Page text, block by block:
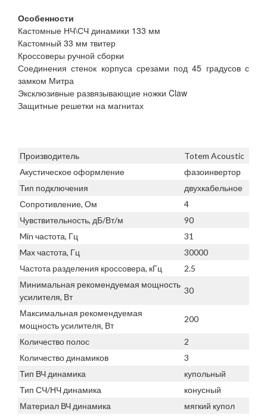
Особенности
Кастомные НЧ\СЧ динамики 133 мм
Кастомный 33 мм твитер
Кроссоверы ручной сборки
Соединения стенок корпуса срезами под 45 градусов с
замком Митра
Эксклюзивные развязывающие ножки Claw
Защитные решетки на магнитах
Производитель
Totem Acoustic
Акустическое оформление
фазоинвертор
Тип подключения
двухкабельное
Сопротивление, Ом
4
Чувствительность, дБ/Вт/м
90
Min частота, Гц
31
Max частота, Гц
30000
Частота разделения кроссовера, кГц
2.5
Минимальная рекомендуемая мощность
усилителя, Вт
30
Максимальная рекомендуемая
мощность усилителя, Вт
200
Количество полос
2
Количество динамиков
3
Тип ВЧ динамика
купольный
Тип СЧ/НЧ динамика
конусный
Материал ВЧ динамика
мягкий купол